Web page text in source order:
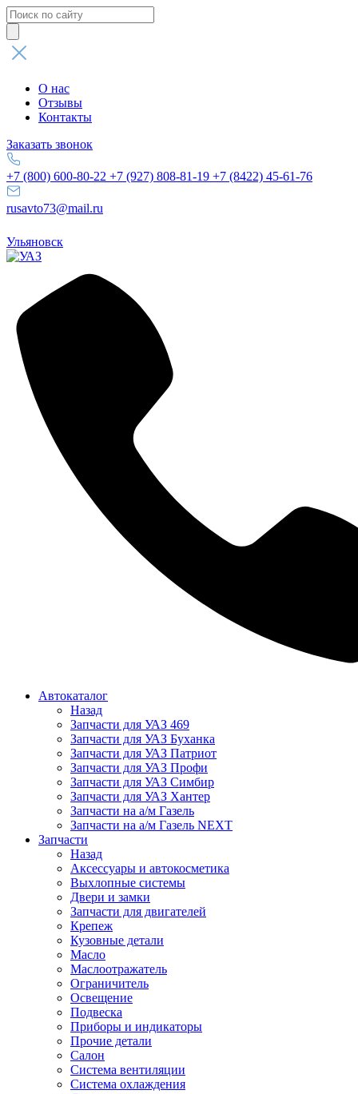
Поиск
товаров
О нас
Отзывы
Контакты
Заказать звонок
+7 (800) 600-80-22 +7 (927) 808-81-19 +7 (8422) 45-61-76
rusavto73@mail.ru
Ульяновск
Автокаталог
Назад
Запчасти для УАЗ 469
Запчасти для УАЗ Буханка
Запчасти для УАЗ Патриот
Запчасти для УАЗ Профи
Запчасти для УАЗ Симбир
Запчасти для УАЗ Хантер
Запчасти на а/м Газель
Запчасти на а/м Газель NEXT
Запчасти
Назад
Аксессуары и автокосметика
Выхлопные системы
Двери и замки
Запчасти для двигателей
Крепеж
Кузовные детали
Масло
Маслоотражатель
Ограничитель
Освещение
Подвеска
Приборы и индикаторы
Прочие детали
Салон
Система вентиляции
Система охлаждения